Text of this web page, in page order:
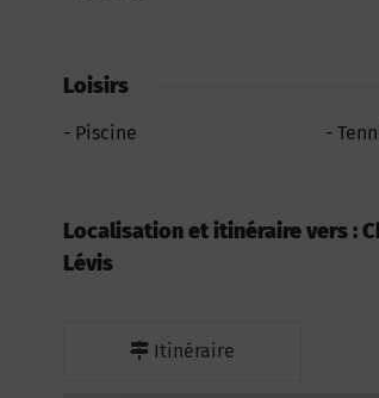
Loisirs
Piscine
Localisation et itinéraire vers :
Lévis
Itinéraire